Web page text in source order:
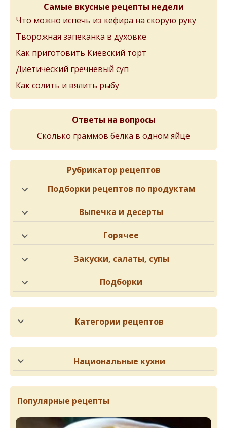
Самые вкусные рецепты недели
Что можно испечь из кефира на скорую руку
Творожная запеканка в духовке
Как приготовить Киевский торт
Диетический гречневый суп
Как солить и вялить рыбу
Ответы на вопросы
Сколько граммов белка в одном яйце
Рубрикатор рецептов
Подборки рецептов по продуктам
Выпечка и десерты
Горячее
Закуски, салаты, супы
Подборки
Категории рецептов
Национальные кухни
Популярные рецепты